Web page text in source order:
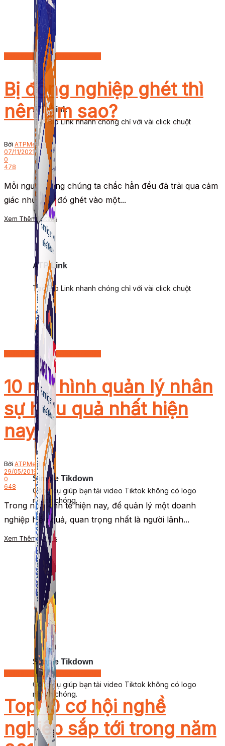
ATP Link
Tạo Bio Link nhanh chóng chỉ với vài click chuột
Simple Tikdown
Công cụ giúp bạn tải video Tiktok không có logo
nhanh chóng.
ATP Link
Tạo Bio Link nhanh chóng chỉ với vài click chuột
Simple Tikdown
Công cụ giúp bạn tải video Tiktok không có logo
nhanh chóng.
Nhân Sự - Quản Trị Doanh nghiệp
Bị đồng nghiệp ghét thì
nên làm sao?
Bởi ATPMedia
07/11/2021
0
478
Mỗi người trong chúng ta chắc hẳn đều đã trải qua cảm
giác như bị ai đó ghét vào một...
Xem ThêmDetails
Nhân Sự - Quản Trị Doanh nghiệp
10 mô hình quản lý nhân
sự hiệu quả nhất hiện
nay
Bởi ATPMedia
29/05/2019
0
648
Trong nền kinh tế hiện nay, để quản lý một doanh
nghiệp hiệu quả, quan trọng nhất là người lãnh...
Xem ThêmDetails
Nhân Sự - Quản Trị Doanh nghiệp
Top 10 cơ hội nghề
nghiệp sắp tới trong năm